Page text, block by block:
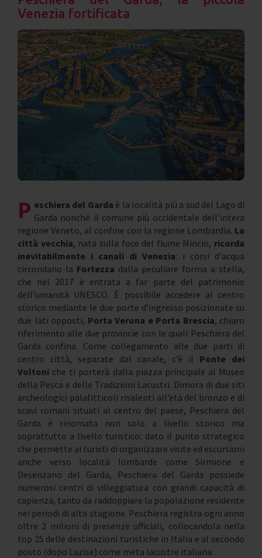
Venezia fortificata
P eschiera del Garda è la località più a sud del Lago di
Garda nonché il comune più occidentale dell'intera
regione Veneto, al confine con la regione Lombardia. La
città vecchia, nata sulla foce del fiume Mincio, ricorda
inevitabilmente i canali di Venezia: i corsi d'acqua
circondano la Fortezza dalla peculiare forma a stella,
che nel 2017 è entrata a far parte del patrimonio
dell’umanità UNESCO. È possibile accedere al centro
storico mediante le due porte d’ingresso posizionate su
due lati opposti, Porta Verona e Porta Brescia, chiaro
riferimento alle due provincie con le quali Peschiera del
Garda confina. Come collegamento alle due parti di
centro città, separate dal canale, c’è il Ponte dei
Voltoni che ti porterà dalla piazza principale al Museo
della Pesca e delle Tradizioni Lacustri. Dimora di due siti
archeologici palafitticoli risalenti all’età del bronzo e di
scavi romani situati al centro del paese, Peschiera del
Garda è rinomata non solo a livello storico ma
soprattutto a livello turistico: dato il punto strategico
che permette ai turisti di organizzare visite ed escursioni
anche verso località lombarde come Sirmione e
Desenzano del Garda, Peschiera del Garda possiede
numerosi centri di villeggiatura con grandi capacità di
capienza, tanto da raddoppiare la popolazione residente
nei periodi di alta stagione. Peschiera registra ogni anno
oltre 2 milioni di presenze ufficiali, collocandola nella
top 25 delle destinazioni turistiche in Italia e al secondo
posto (dopo Lazise) come meta lacustre italiana.